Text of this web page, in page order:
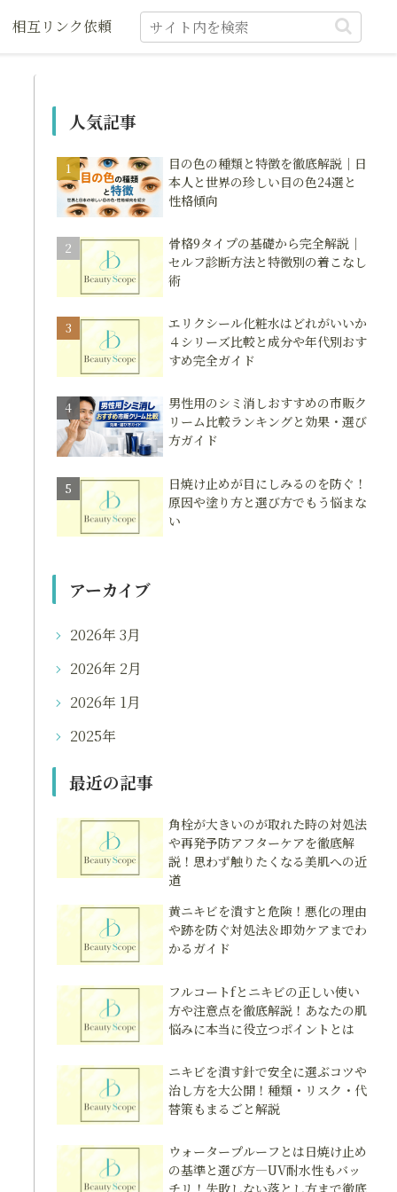
相互リンク依頼
人気記事
目の色の種類と特徴を徹底解説｜日
本人と世界の珍しい目の色24選と
性格傾向
骨格9タイプの基礎から完全解説｜
セルフ診断方法と特徴別の着こなし
術
エリクシール化粧水はどれがいいか
４シリーズ比較と成分や年代別おす
すめ完全ガイド
男性用のシミ消しおすすめの市販ク
リーム比較ランキングと効果・選び
方ガイド
日焼け止めが目にしみるのを防ぐ！
原因や塗り方と選び方でもう悩まな
い
アーカイブ
2026年 3月
2026年 2月
2026年 1月
2025年
最近の記事
角栓が大きいのが取れた時の対処法
や再発予防アフターケアを徹底解
説！思わず触りたくなる美肌への近
道
黄ニキビを潰すと危険！悪化の理由
や跡を防ぐ対処法＆即効ケアまでわ
かるガイド
フルコートfとニキビの正しい使い
方や注意点を徹底解説！あなたの肌
悩みに本当に役立つポイントとは
ニキビを潰す針で安全に選ぶコツや
治し方を大公開！種類・リスク・代
替策もまるごと解説
ウォータープルーフとは日焼け止め
の基準と選び方―UV耐水性もバッ
チリ！失敗しない落とし方まで徹底